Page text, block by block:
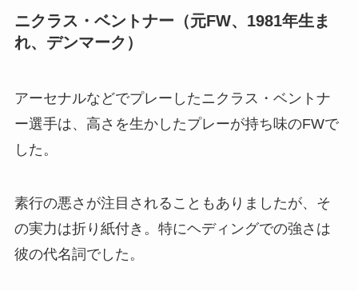
ニクラス・ベントナー（元FW、1981年生ま
れ、デンマーク）
アーセナルなどでプレーしたニクラス・ベントナ
ー選手は、高さを生かしたプレーが持ち味のFWで
した。
素行の悪さが注目されることもありましたが、そ
の実力は折り紙付き。特にヘディングでの強さは
彼の代名詞でした。